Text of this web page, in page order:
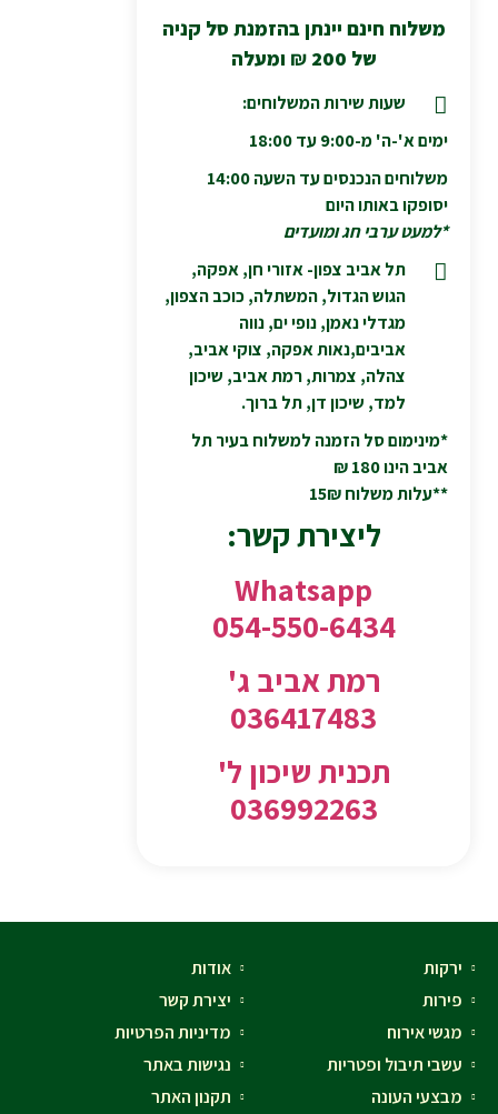
משלוח חינם יינתן בהזמנת סל קניה
של 200
₪ ומעלה
שעות שירות המשלוחים:
ימים א'-ה' מ-9:00 עד 18:00
משלוחים הנכנסים עד השעה 14:00
יסופקו באותו היום
*למעט ערבי חג ומועדים
תל אביב צפון- אזורי חן, אפקה,
הגוש הגדול, המשתלה, כוכב הצפון,
מגדלי נאמן, נופי ים, נווה
אביבים,נאות אפקה, צוקי אביב,
צהלה, צמרות, רמת אביב, שיכון
למד, שיכון דן, תל ברוך.
*מינימום סל הזמנה למשלוח בעיר תל
אביב הינו 180 ₪
**עלות משלוח 15₪
ליצירת קשר:
Whatsapp
054-550-6434
רמת אביב ג'
036417483
תכנית שיכון ל'
036992263
ירקות
פירות
מגשי אירוח
עשבי תיבול ופטריות
מבצעי העונה
אודות
יצירת קשר
מדיניות הפרטיות
נגישות באתר
תקנון האתר